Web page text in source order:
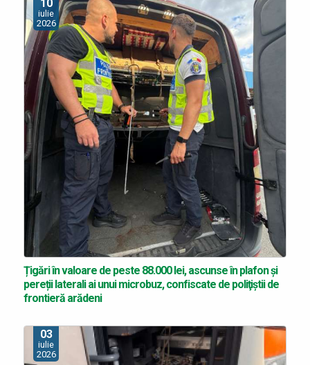
10
iulie
2026
Țigări în valoare de peste 88.000 lei, ascunse în plafon și
pereții laterali ai unui microbuz, confiscate de poliţiştii de
frontieră arădeni
03
iulie
2026